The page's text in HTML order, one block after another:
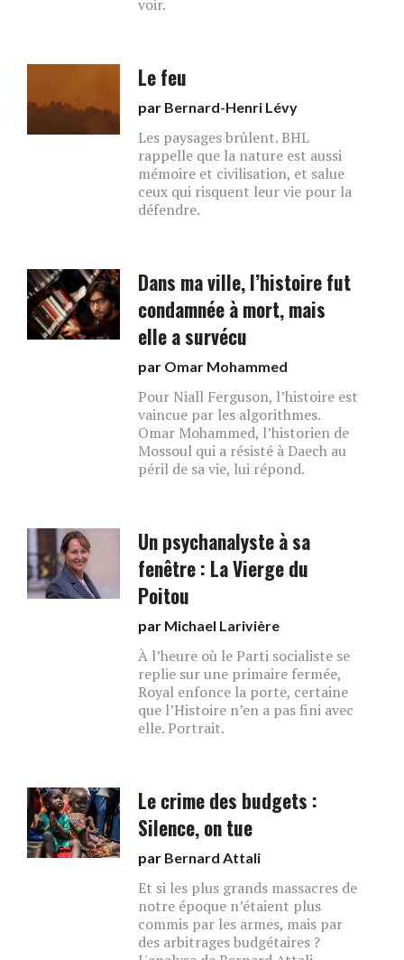
voir.
Le feu
par Bernard-Henri Lévy
Les paysages brûlent. BHL
rappelle que la nature est aussi
mémoire et civilisation, et salue
ceux qui risquent leur vie pour la
défendre.
Dans ma ville, l’histoire fut
condamnée à mort, mais
elle a survécu
par Omar Mohammed
Pour Niall Ferguson, l’histoire est
vaincue par les algorithmes.
Omar Mohammed, l’historien de
Mossoul qui a résisté à Daech au
péril de sa vie, lui répond.
Un psychanalyste à sa
fenêtre : La Vierge du
Poitou
par Michael Larivière
À l’heure où le Parti socialiste se
replie sur une primaire fermée,
Royal enfonce la porte, certaine
que l’Histoire n’en a pas fini avec
elle. Portrait.
Le crime des budgets :
Silence, on tue
par Bernard Attali
Et si les plus grands massacres de
notre époque n’étaient plus
commis par les armes, mais par
des arbitrages budgétaires ?